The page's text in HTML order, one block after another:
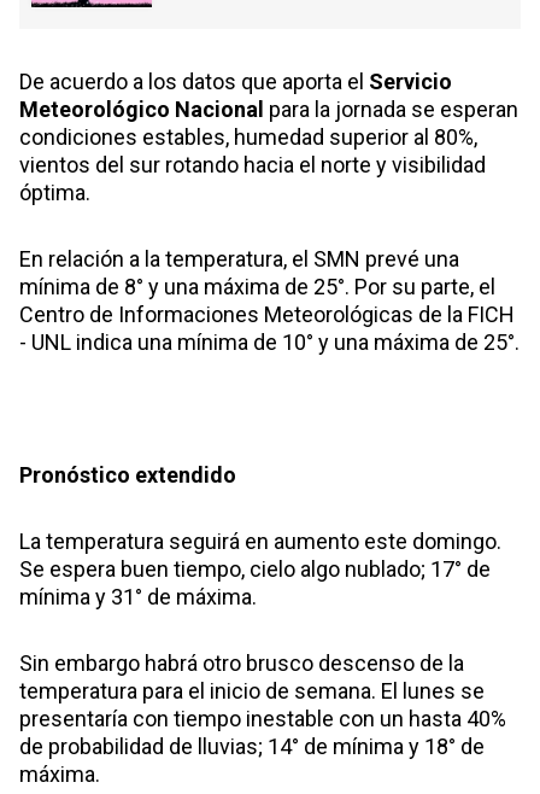
De acuerdo a los datos que aporta el Servicio
Meteorológico Nacional para la jornada se esperan
condiciones estables, humedad superior al 80%,
vientos del sur rotando hacia el norte y visibilidad
óptima.
En relación a la temperatura, el SMN prevé una
mínima de 8° y una máxima de 25°. Por su parte, el
Centro de Informaciones Meteorológicas de la FICH
- UNL indica una mínima de 10° y una máxima de 25°.
Pronóstico extendido
La temperatura seguirá en aumento este domingo.
Se espera buen tiempo, cielo algo nublado; 17° de
mínima y 31° de máxima.
Sin embargo habrá otro brusco descenso de la
temperatura para el inicio de semana. El lunes se
presentaría con tiempo inestable con un hasta 40%
de probabilidad de lluvias; 14° de mínima y 18° de
máxima.